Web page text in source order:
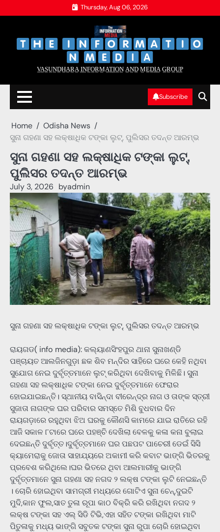
to
Thursday, Aug 06, 2026
V̲A̲S̲U̲N̲D̲H̲A̲R̲A̲ I̲N̲F̲O̲R̲M̲A̲T̲I̲O̲N̲ A̲N̲D̲ M̲E̲D̲I̲A̲ G̲R̲O̲U̲P̲
Subscribe
Home
Odisha News
ସୁନା ଗହଣା ସହ ଲକ୍ଷାଧିକ ଟଙ୍କା ଲୁଟ୍, ପୁଲିସର ତଦନ୍ତ ଆରମ୍ଭ
ସୁନା ଗହଣା ସହ ଲକ୍ଷାଧିକ ଟଙ୍କା ଲୁଟ୍,
ପୁଲିସର ତଦନ୍ତ ଆରମ୍ଭ
July 3, 2026 byadmin
ସୁନା ଗହଣା ସହ ଲକ୍ଷାଧିକ ଟଙ୍କା ଲୁଟ୍, ପୁଲିସର ତଦନ୍ତ ଆରମ୍ଭ
ରାୟଗଡ( info media): କଲ୍ୟାଣସିଂହପୁର ଥାନା ସୁନାଖଣ୍ଡି
ପଞ୍ଚାୟତ ଆଲଜିନଗୁଡ଼ା ଛକ ଶିବ ମନ୍ଦିର ସାହିରେ ଘରେ କେହି ନଥିବା
ସୁଯୋଗ ନେଇ ଦୁର୍ବୃତ୍ତମାନେ ଲୁଟ୍ କରିଥିବା ଦେଖିବାକୁ ମିଳିଛି। ସୁନା
ଗହଣା ସହ ଲକ୍ଷାଧିକ ଟଙ୍କା ନେଇ ଦୁର୍ବୃତ୍ତମାନେ ଫେରାର
ହୋଇଯାଇଛନ୍ତି। ସ୍ଥାନୀୟ ବାସିନ୍ଦା ବୀରେନ୍ଦ୍ର ନାଗ ଓ ତାଙ୍କ ସ୍ତ୍ରୀ
ସୁଜାତା ନାଗଙ୍କ ଘର ପରିବାର ସମସ୍ତେ ମିଶି ବୁଧବାର ଦିନ
ରାୟଗଡ଼ାରେ ରହୁଥିବା ଝିଅ ଘରକୁ କୌଣସି କାମରେ ଯାଇ ରାତିରେ ରହି
ଆଜି ସକାଳ ୮ଟାରେ ଘରେ ପହଞ୍ଚି ଦେଖିଲା ବେଳକୁ କଳା କନା ବୁଲାଇ
ଦେଇଛନ୍ତି ଦୁର୍ବୃତ୍ତ।ଦୁର୍ବୃତ୍ତମାନେ ଘର ପଛପଟ ପାଚେରୀ ଡେଇଁ ସିସି
କ୍ୟାମେରାକୁ ଜୋତା ସାହାଯ୍ୟରେ ଅକାମୀ କରି କବାଟ ଭାଙ୍ଗି ଭିତରକୁ
ପ୍ରବେଶ କରିଥିଲେ।ଘର ଭିତରେ ଥିବା ଆଲମାରୀକୁ ଭାଙ୍ଗି
ଦୁର୍ବୃତ୍ତମାନେ ସୁନା ଗହଣା ସହ ନଗଦ ୨ ଲକ୍ଷ ଟଙ୍କା ଲୁଟି ନେଇଛନ୍ତି
। ଚୋରି ହୋଇଥିବା ସାମଗ୍ରୀ ମଧ୍ୟରେ ଗୋଟିଏ ସୁନା ଚେନ୍,ଦୁଇଟି
ମୁଦି,କାନ ଫୁଲ,ସାତ ତୁଳା ରୂପା କାଠ ବିକ୍ରି କରି ରଖିଥିବା ନଗଦ ୨
ଲକ୍ଷ ଟଙ୍କା ସହ ଏଲ୍ ସିଡି ଟିଭି,ଏହା ସହିତ ଟଙ୍କା ରଖିଥିବା ମାଟି
ପିତୁଳାକୁ ମଧ୍ୟ ଭାଙ୍ଗି ସବୁତକ ଟଙ୍କା ସୁନା ରୁପା ଚୋରି ହୋଇଥିବା